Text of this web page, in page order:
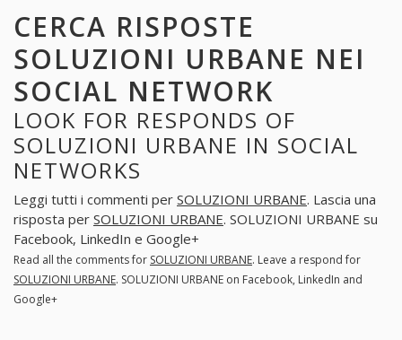
CERCA RISPOSTE
SOLUZIONI URBANE NEI
SOCIAL NETWORK
LOOK FOR RESPONDS OF
SOLUZIONI URBANE IN SOCIAL
NETWORKS
Leggi tutti i commenti per SOLUZIONI URBANE. Lascia una
risposta per SOLUZIONI URBANE. SOLUZIONI URBANE su
Facebook, LinkedIn e Google+
Read all the comments for SOLUZIONI URBANE. Leave a respond for
SOLUZIONI URBANE. SOLUZIONI URBANE on Facebook, LinkedIn and
Google+